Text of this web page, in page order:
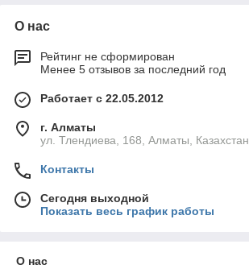
О нас
Рейтинг не сформирован
Менее 5 отзывов за последний год
Работает с 22.05.2012
г. Алматы
ул. Тлендиева, 168, Алматы, Казахстан
Контакты
Сегодня выходной
Показать весь график работы
О нас